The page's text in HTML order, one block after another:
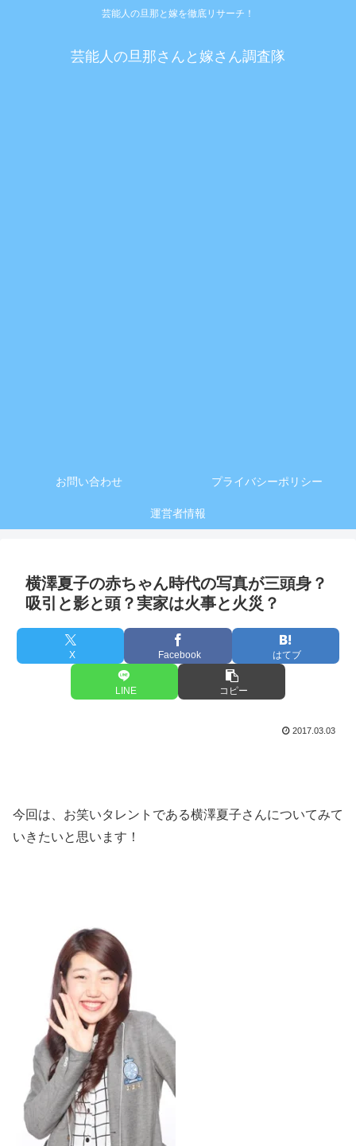
芸能人の旦那と嫁を徹底リサーチ！
芸能人の旦那さんと嫁さん調査隊
お問い合わせ プライバシーポリシー
運営者情報
横澤夏子の赤ちゃん時代の写真が三頭身？
吸引と影と頭？実家は火事と火災？
X Facebook はてブ
LINE コピー
2017.03.03
今回は、お笑いタレントである横澤夏子さんについてみて
いきたいと思います！